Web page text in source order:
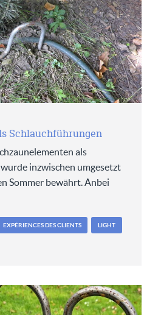
Schlauchführungen
als
inzwischen umgesetzt
Sommer bewährt. Anbei
EXPÉRIENCES DES CLIENTS LIGHT